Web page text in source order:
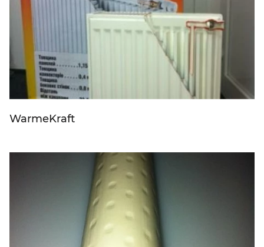
WarmeKraft